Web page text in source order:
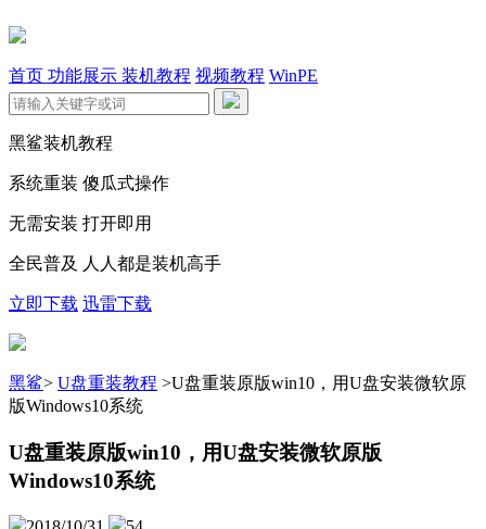
首页 功能展示 装机教程 视频教程 WinPE
黑鲨装机教程
系统重装 傻瓜式操作
无需安装 打开即用
全民普及 人人都是装机高手
立即下载 迅雷下载
黑鲨> U盘重装教程 >U盘重装原版win10，用U盘安装微软原
版Windows10系统
U盘重装原版win10，用U盘安装微软原版
Windows10系统